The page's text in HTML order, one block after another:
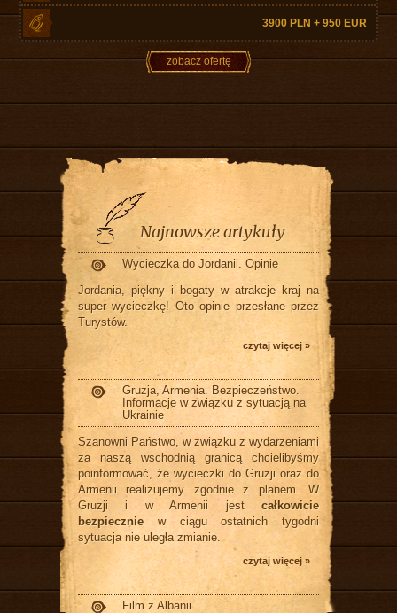
3900 PLN + 950 EUR
zobacz ofertę
Najnowsze artykuły
Wycieczka do Jordanii. Opinie
Jordania, piękny i bogaty w atrakcje kraj na
super wycieczkę! Oto opinie przesłane przez
Turystów.
czytaj więcej »
Gruzja, Armenia. Bezpieczeństwo.
Informacje w związku z sytuacją na
Ukrainie
Szanowni Państwo, w związku z wydarzeniami
za naszą wschodnią granicą chcielibyśmy
poinformować, że wycieczki do Gruzji oraz do
Armenii realizujemy zgodnie z planem. W
Gruzji i w Armenii jest całkowicie
bezpiecznie w ciągu ostatnich tygodni
sytuacja nie uległa zmianie.
czytaj więcej »
Film z Albanii